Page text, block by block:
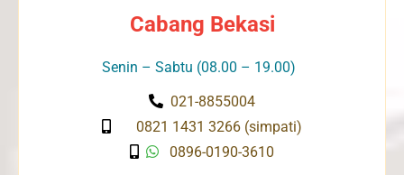
Cabang Bekasi
Senin – Sabtu (08.00 – 19.00)
021-8855004
0821 1431 3266 (simpati)
0896-0190-3610